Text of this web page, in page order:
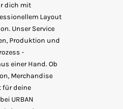
dich mit
Layout
Unser Service
Produktion und
-
einer Hand. Ob
Merchandise
für deine
URBAN